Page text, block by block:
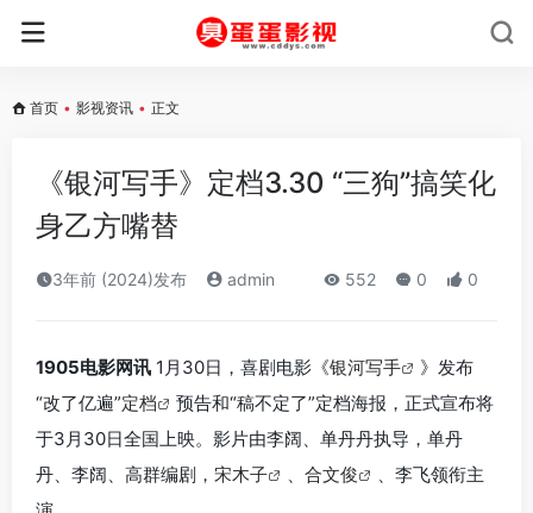
首页 • 影视资讯 • 正文
《银河写手》定档3.30 “三狗”搞笑化
身乙方嘴替
3年前 (2024)发布 admin 552 0 0
1905电影网讯 1月30日，喜剧电影《银河写手
》发布
“改了亿遍”定档
预告和“稿不定了”定档海报，正式宣布将
于3月30日全国上映。影片由李阔、单丹丹执导，单丹
丹、李阔、高群编剧， 宋木子 、 合文俊
、李飞领衔主